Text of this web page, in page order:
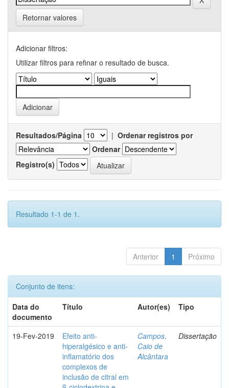
Retornar valores
Adicionar filtros:
Utilizar filtros para refinar o resultado de busca.
Resultados/Página | Ordenar registros por
Ordenar
Registro(s)
Resultado 1-1 de 1.
Anterior 1 Próximo
Conjunto de itens:
Data do
documento
Título Autor(es) Tipo
19-Fev-2019
Efeito anti-
hiperalgésico e anti-
inflamatório dos
complexos de
inclusão de citral em
Campos,
Caio de
Alcântara
Dissertação